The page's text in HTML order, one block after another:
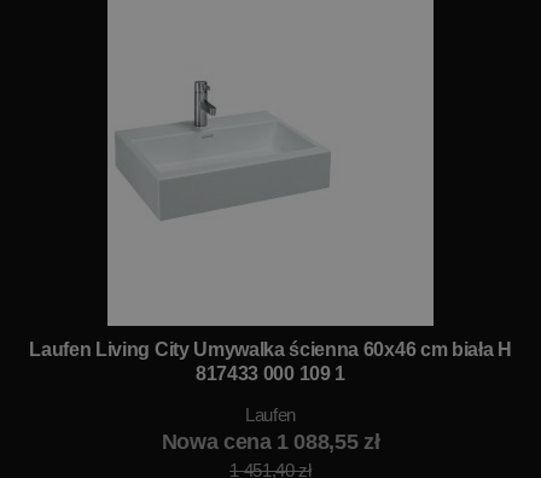
Laufen Living City Umywalka ścienna 60x46 cm biała H
817433 000 109 1
Laufen
Nowa cena 1 088,55 zł
1 451,40 zł